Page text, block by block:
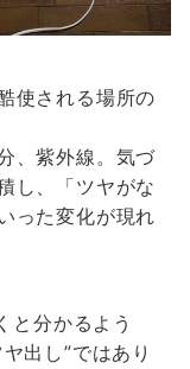
使される場所の
、紫外線。気づ
し、「ツヤがな
った変化が現れ
分かるよう
出し”ではあり